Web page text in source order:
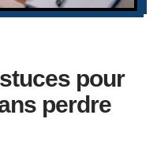
pour
perdre